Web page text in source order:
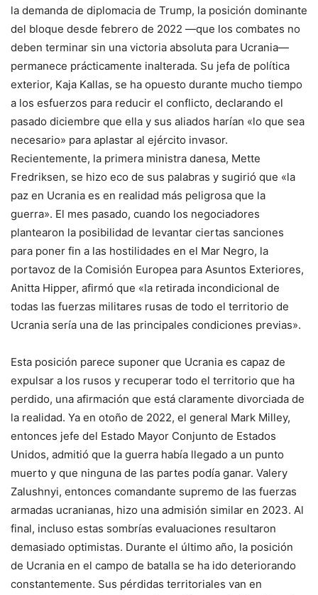
la demanda de diplomacia de Trump, la posición dominante
del bloque desde febrero de 2022 —que los combates no
deben terminar sin una victoria absoluta para Ucrania—
permanece prácticamente inalterada. Su jefa de política
exterior, Kaja Kallas, se ha opuesto durante mucho tiempo
a los esfuerzos para reducir el conflicto, declarando el
pasado diciembre que ella y sus aliados harían «lo que sea
necesario» para aplastar al ejército invasor.
Recientemente, la primera ministra danesa, Mette
Fredriksen, se hizo eco de sus palabras y sugirió que «la
paz en Ucrania es en realidad más peligrosa que la
guerra». El mes pasado, cuando los negociadores
plantearon la posibilidad de levantar ciertas sanciones
para poner fin a las hostilidades en el Mar Negro, la
portavoz de la Comisión Europea para Asuntos Exteriores,
Anitta Hipper, afirmó que «la retirada incondicional de
todas las fuerzas militares rusas de todo el territorio de
Ucrania sería una de las principales condiciones previas».
Esta posición parece suponer que Ucrania es capaz de
expulsar a los rusos y recuperar todo el territorio que ha
perdido, una afirmación que está claramente divorciada de
la realidad. Ya en otoño de 2022, el general Mark Milley,
entonces jefe del Estado Mayor Conjunto de Estados
Unidos, admitió que la guerra había llegado a un punto
muerto y que ninguna de las partes podía ganar. Valery
Zalushnyi, entonces comandante supremo de las fuerzas
armadas ucranianas, hizo una admisión similar en 2023. Al
final, incluso estas sombrías evaluaciones resultaron
demasiado optimistas. Durante el último año, la posición
de Ucrania en el campo de batalla se ha ido deteriorando
constantemente. Sus pérdidas territoriales van en